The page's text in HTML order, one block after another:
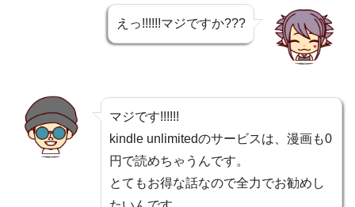
えっ!!!!!!マジですか???
マジです!!!!!!
kindle unlimitedのサービスは、漫画も0
円で読めちゃうんです。
とてもお得な話なので全力でお勧めし